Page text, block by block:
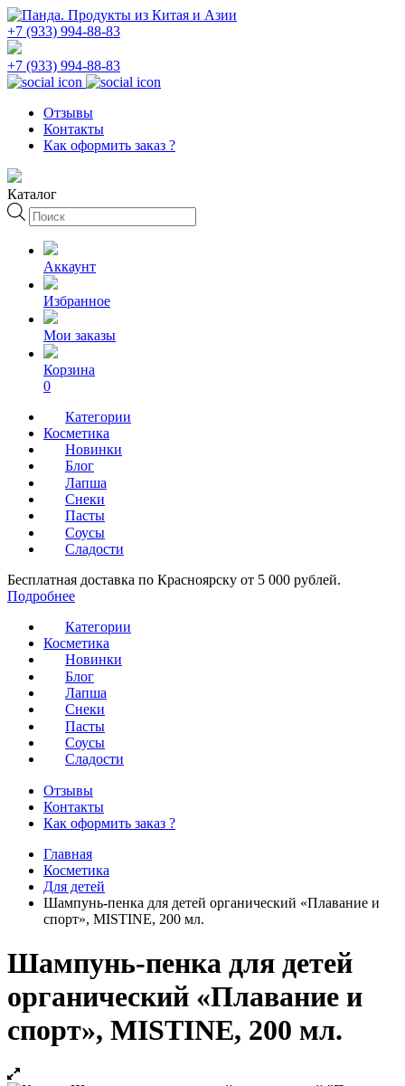
+7 (933) 994-88-83
+7 (933) 994-88-83
Отзывы
Контакты
Как оформить заказ ?
Каталог
Поиск
товаров
Аккаунт
Избранное
Мои заказы
Корзина
0
Категории
Косметика
Новинки
Блог
Лапша
Снеки
Пасты
Соусы
Сладости
Бесплатная доставка по Красноярску от 5 000 рублей.
Подробнее
Категории
Косметика
Новинки
Блог
Лапша
Снеки
Пасты
Соусы
Сладости
Отзывы
Контакты
Как оформить заказ ?
Главная
Косметика
Для детей
Шампунь-пенка для детей органический «Плавание и
спорт», MISTINE, 200 мл.
Шампунь-пенка для детей
органический «Плавание и
спорт», MISTINE, 200 мл.